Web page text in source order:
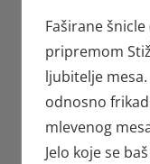
Faširane šnicle
pripremom
ljubitelje
odnosno
mlevenog
Jelo koje se